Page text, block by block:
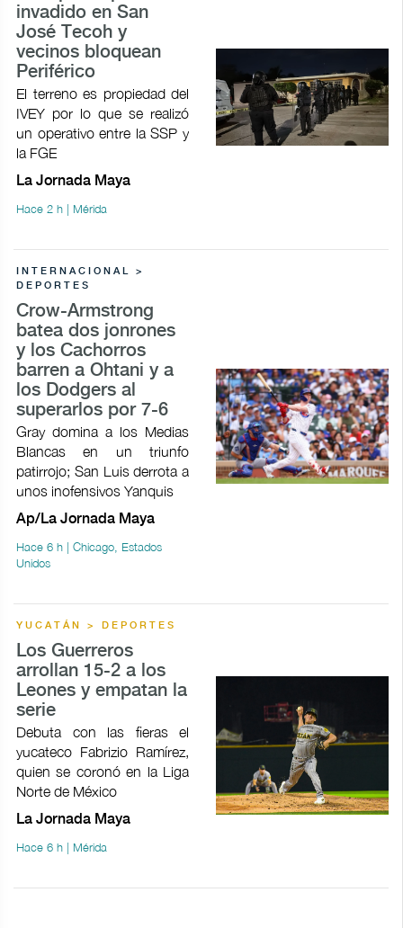
invadido en San
José Tecoh y
vecinos bloquean
Periférico
El terreno es propiedad del
IVEY por lo que se realizó
un operativo entre la SSP y
la FGE
La Jornada Maya
Hace 2 h | Mérida
INTERNACIONAL >
DEPORTES
Crow-Armstrong
batea dos jonrones
y los Cachorros
barren a Ohtani y a
los Dodgers al
superarlos por 7-6
Gray domina a los Medias
Blancas en un triunfo
patirrojo; San Luis derrota a
unos inofensivos Yanquis
Ap/La Jornada Maya
Hace 6 h | Chicago, Estados
Unidos
YUCATÁN > DEPORTES
Los Guerreros
arrollan 15-2 a los
Leones y empatan la
serie
Debuta con las fieras el
yucateco Fabrizio Ramírez,
quien se coronó en la Liga
Norte de México
La Jornada Maya
Hace 6 h | Mérida